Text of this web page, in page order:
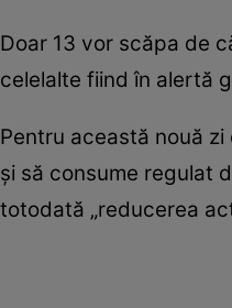
Doar 13 vor scăpa de
celelalte fiind în alertă
Pentru această nouă
şi să consume regulat
totodată „reducerea